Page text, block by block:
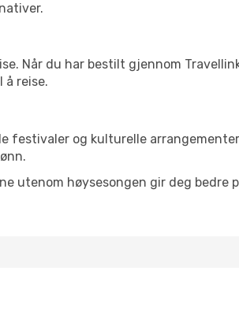
Når du har bestilt gjennom
reise.
festivaler og kulturelle
utenom høysesongen gir deg bedre